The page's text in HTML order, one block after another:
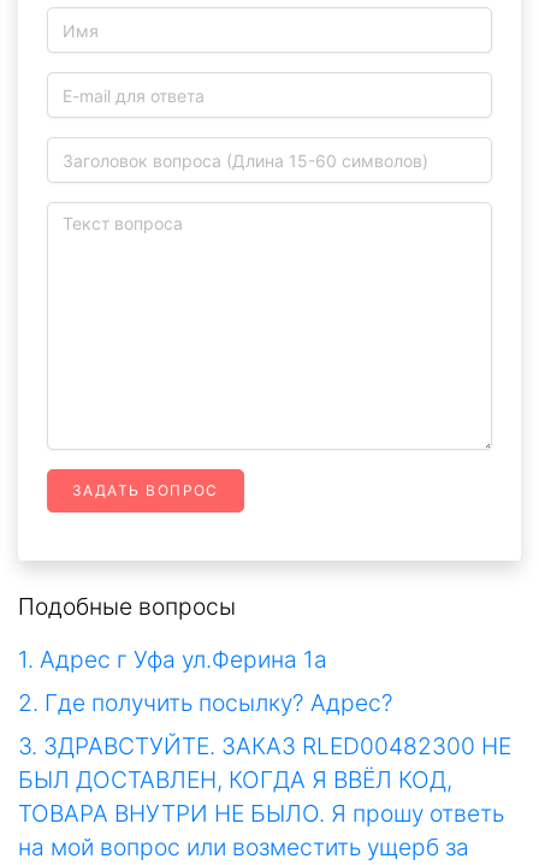
ЗАДАТЬ ВОПРОС
Подобные вопросы
1. Адрес г Уфа ул.Ферина 1а
2. Где получить посылку? Адрес?
3. ЗДРАВСТУЙТЕ. ЗАКАЗ RLED00482300 НЕ
БЫЛ ДОСТАВЛЕН, КОГДА Я ВВЁЛ КОД,
ТОВАРА ВНУТРИ НЕ БЫЛО. Я прошу ответь
на мой вопрос или возместить ущерб за